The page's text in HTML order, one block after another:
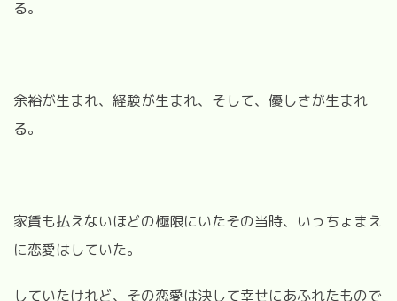
る。
余裕が生まれ、経験が生まれ、そして、優しさが生まれ
る。
家賃も払えないほどの極限にいたその当時、いっちょまえ
に恋愛はしていた。
していたけれど、その恋愛は決して幸せにあふれたもので